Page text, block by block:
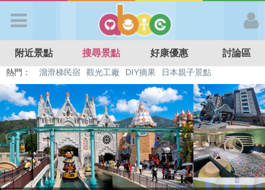
APP登入
首 頁
搜尋景點
好康優惠
附近景點 搜尋景點 好康優惠 討論區
熱門： 特色遊戲場 親子住房優惠 台北親子餐廳
溫泉泡湯SPA
溜滑梯民宿
觀光工廠 DIY摘果 日本親子景點